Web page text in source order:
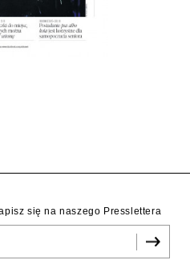
się na naszego Presslettera